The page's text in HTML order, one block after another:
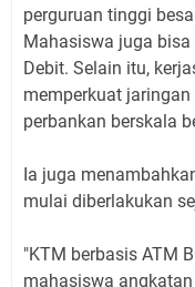
perguruan tinggi
Mahasiswa juga
Debit. Selain itu,
memperkuat
perbankan berskala
‎Ia juga
mulai diberlakukan
‎"KTM berbasis ATM
mahasiswa